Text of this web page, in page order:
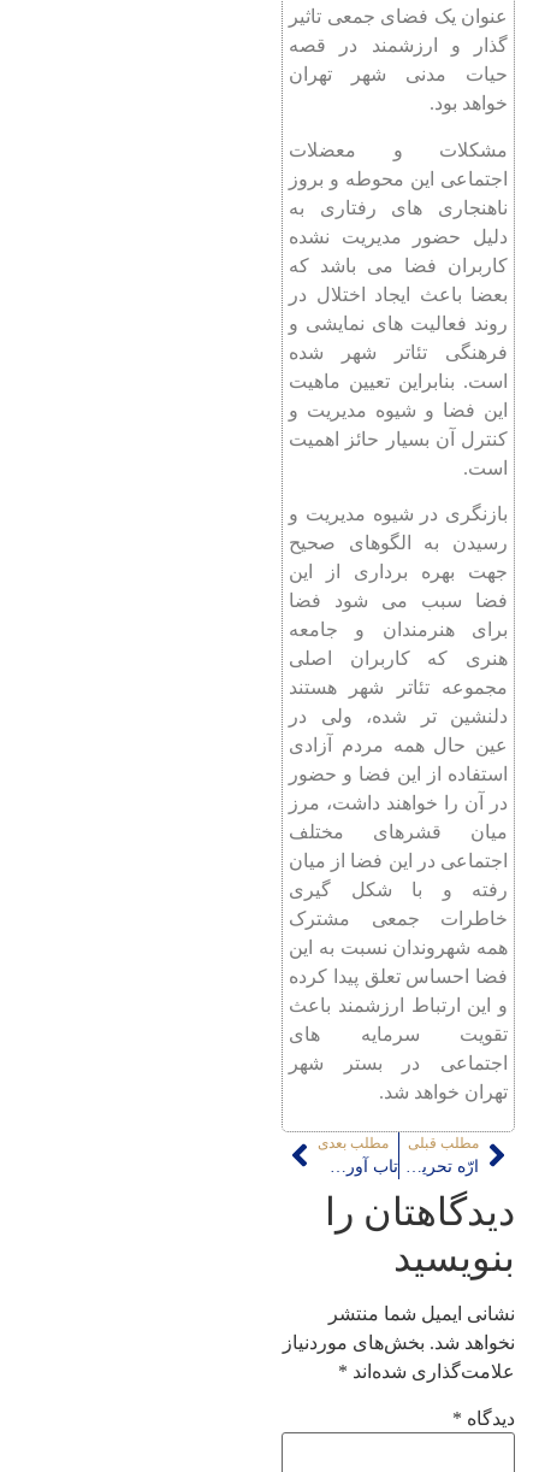
عنوان یک فضای جمعی تاثیر
گذار و ارزشمند در قصه
حیات مدنی شهر تهران
خواهد بود.
مشکلات و معضلات
اجتماعی این محوطه و بروز
ناهنجاری های رفتاری به
دلیل حضور مدیریت نشده
کاربران فضا می باشد که
بعضا باعث ایجاد اختلال در
روند فعالیت های نمایشی و
فرهنگی تئاتر شهر شده
است. بنابراین تعیین ماهیت
این فضا و شیوه مدیریت و
کنترل آن بسیار حائز اهمیت
است.
بازنگری در شیوه مدیریت و
رسیدن به الگوهای صحیح
جهت بهره برداری از این
فضا سبب می شود فضا
برای هنرمندان و جامعه
هنری که کاربران اصلی
مجموعه تئاتر شهر هستند
دلنشین تر شده، ولی در
عین حال همه‌ مردم آزادی
استفاده از این فضا و حضور
در آن را خواهند داشت، مرز
میان قشرهای مختلف
اجتماعی در این فضا از میان
رفته و با شکل گیری
خاطرات جمعی مشترک
همه شهروندان نسبت به این
فضا احساس تعلق پیدا کرده
و این ارتباط ارزشمند باعث
تقویت سرمایه های
اجتماعی در بستر شهر
تهران خواهد شد.
مطلب قبلی مطلب بعدی
دیدگاهتان را
بنویسید
نشانی ایمیل شما منتشر
نخواهد شد. بخش‌های موردنیاز
علامت‌گذاری شده‌اند *
دیدگاه *